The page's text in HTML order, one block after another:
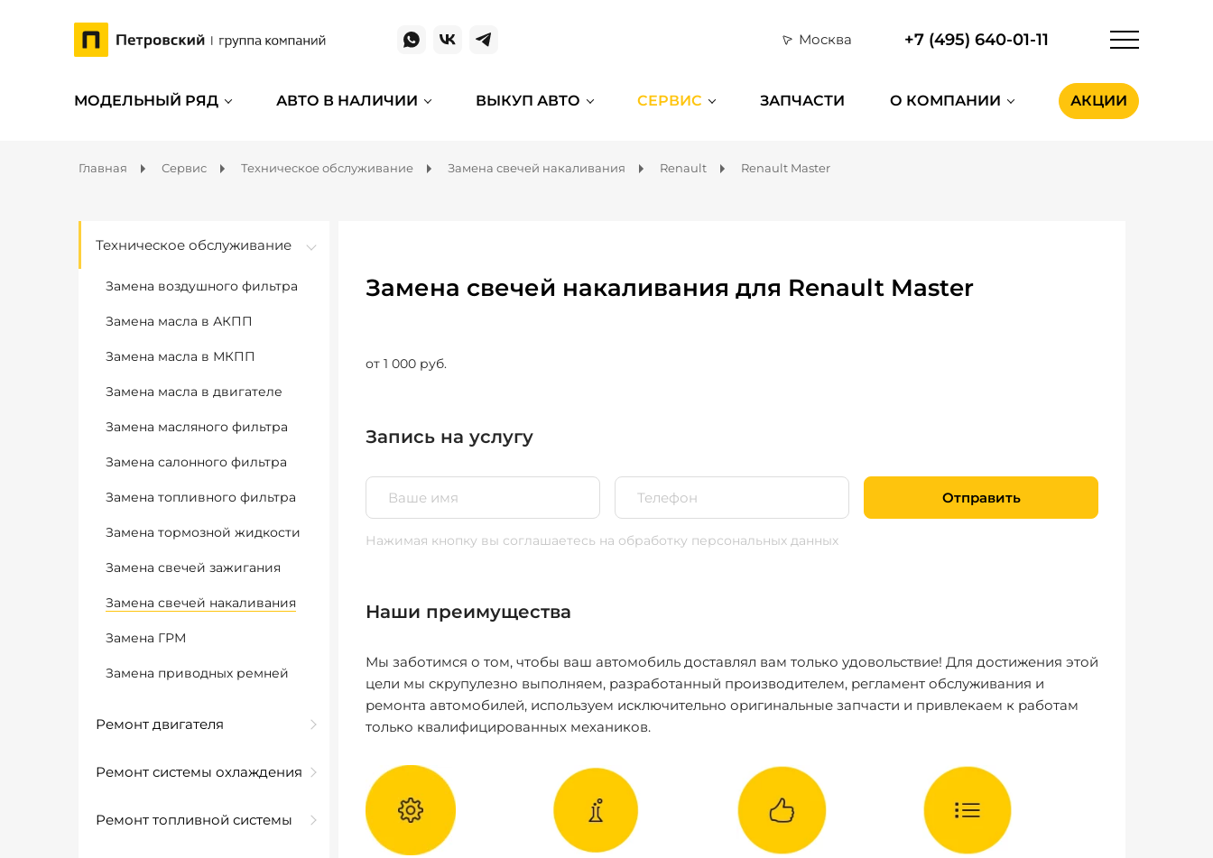
Москва +7 (495) 640-01-11
МОДЕЛЬНЫЙ РЯД АВТО В НАЛИЧИИ ВЫКУП АВТО СЕРВИС ЗАПЧАСТИ О КОМПАНИИ АКЦИИ
Главная Сервис Техническое обслуживание Замена свечей накаливания Renault Renault Master
Техническое обслуживание
Замена воздушного фильтра
Замена масла в АКПП
Замена масла в МКПП
Замена масла в двигателе
Замена масляного фильтра
Замена салонного фильтра
Замена топливного фильтра
Замена тормозной жидкости
Замена свечей зажигания
Замена свечей накаливания
Замена ГРМ
Замена приводных ремней
Ремонт двигателя
Ремонт системы охлаждения
Ремонт топливной системы
Замена свечей накаливания для Renault Master
от 1 000 руб.
Запись на услугу
Отправить
Нажимая кнопку вы соглашаетесь на обработку персональных данных
Наши преимущества
Мы заботимся о том, чтобы ваш автомобиль доставлял вам только удовольствие! Для достижения этой
цели мы скрупулезно выполняем, разработанный производителем, регламент обслуживания и
ремонта автомобилей, используем исключительно оригинальные запчасти и привлекаем к работам
только квалифицированных механиков.